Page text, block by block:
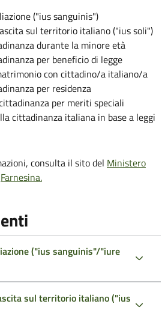
("ius sanguinis")
sul territorio italiano ("ius soli")
durante la minore età
per beneficio di legge
con cittadino/a italiano/a
per residenza
per meriti speciali
cittadinanza italiana in base a leggi
consulta il sito del Ministero
Farnesina.
("ius sanguinis"/"iure
sul territorio italiano ("ius